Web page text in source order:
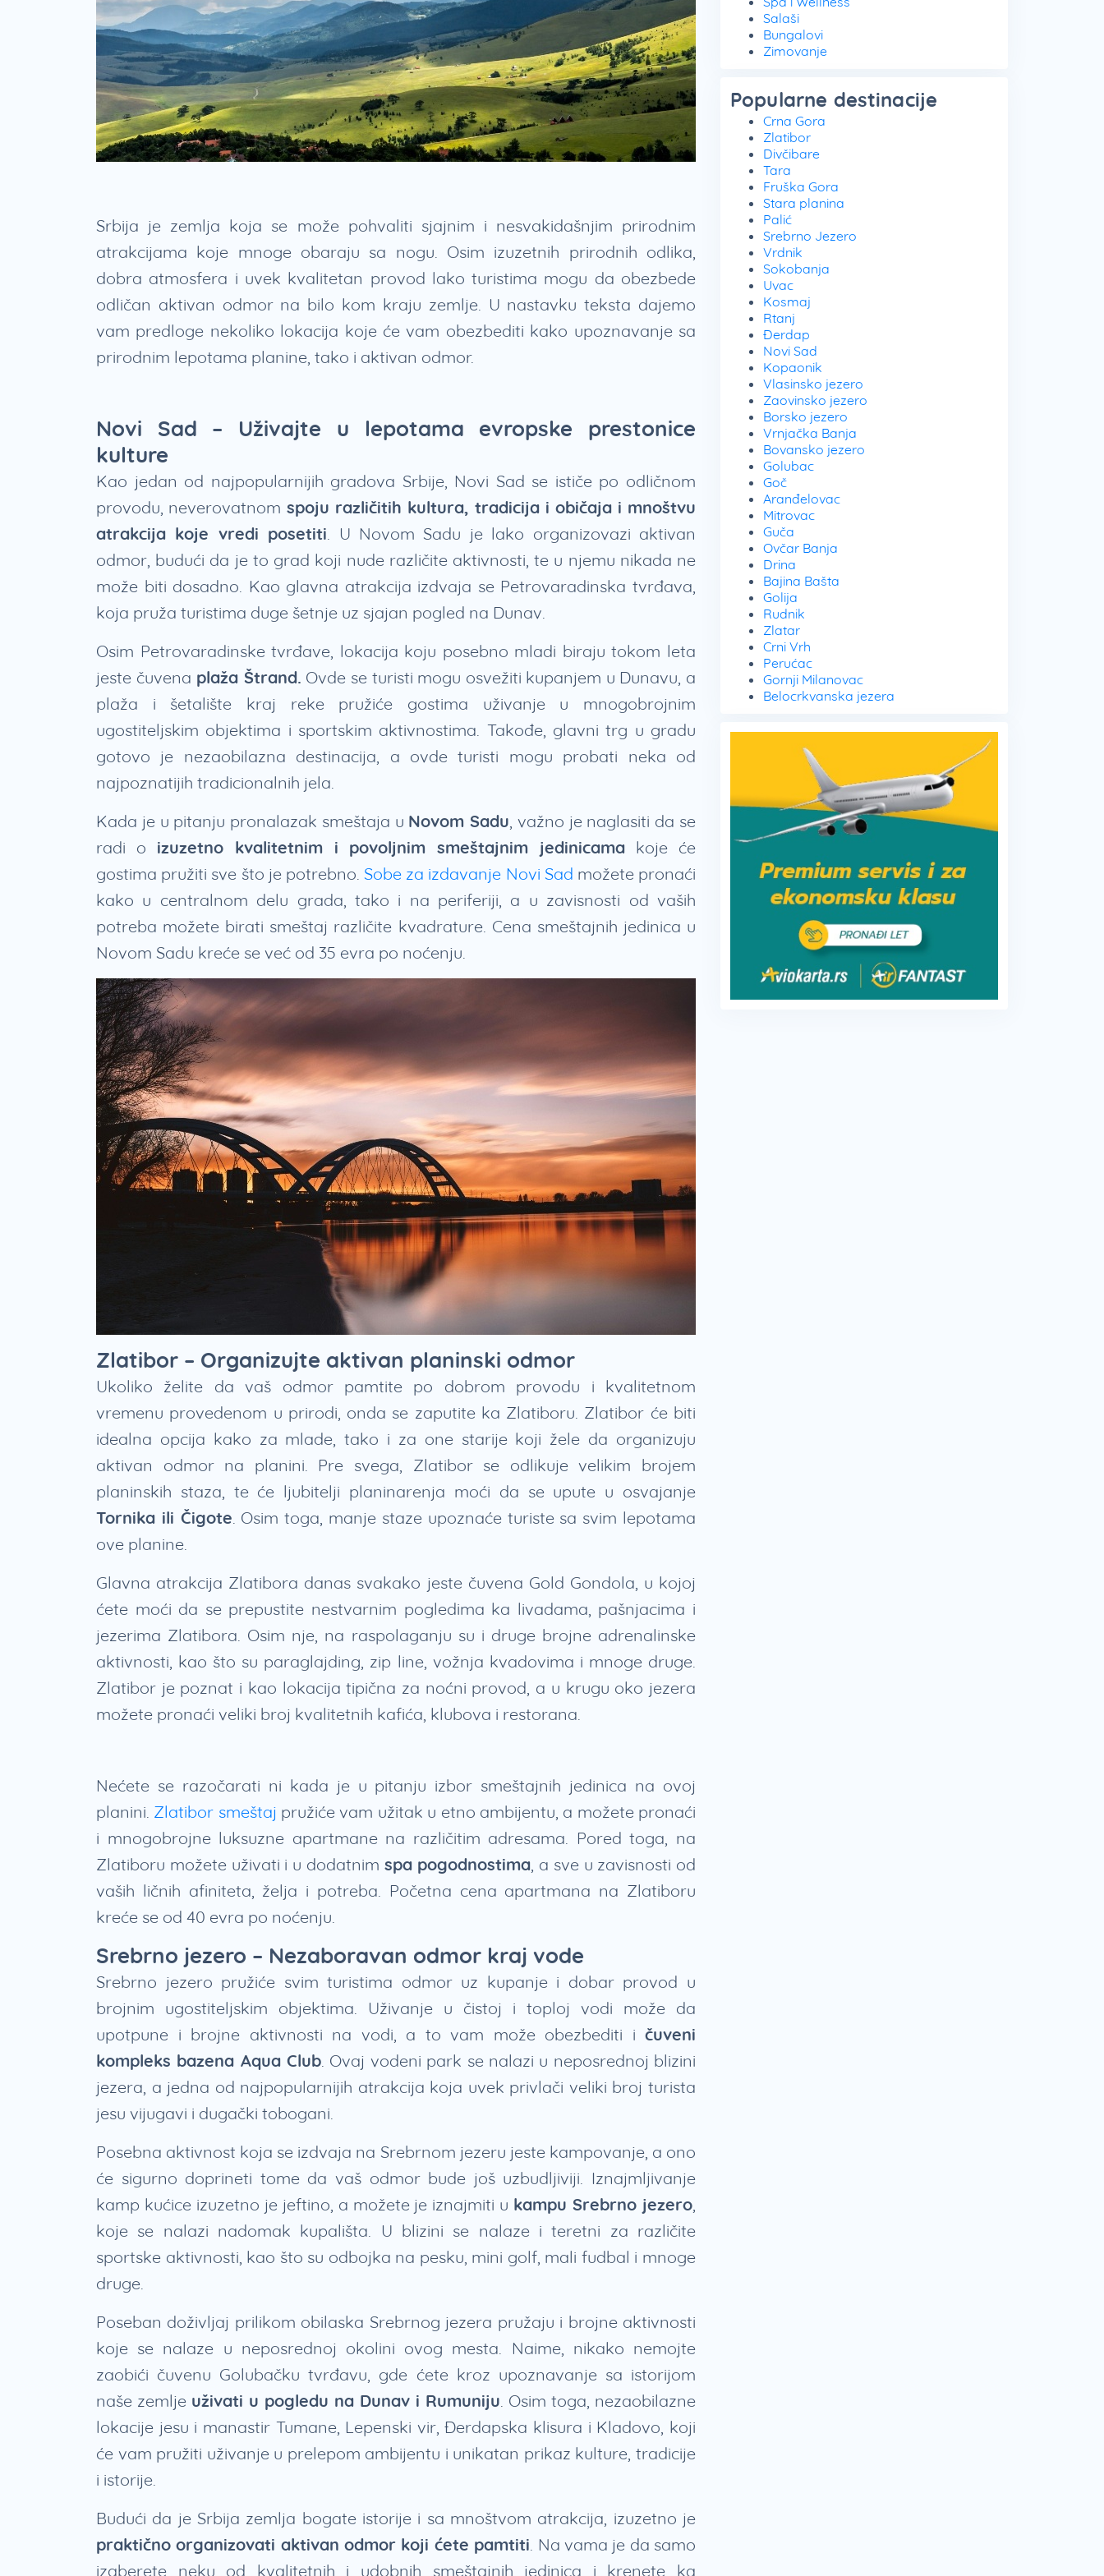
Srbija je zemlja koja se može pohvaliti sjajnim i nesvakidašnjim prirodnim
atrakcijama koje mnoge obaraju sa nogu. Osim izuzetnih prirodnih odlika,
dobra atmosfera i uvek kvalitetan provod lako turistima mogu da obezbede
odličan aktivan odmor na bilo kom kraju zemlje. U nastavku teksta dajemo
vam predloge nekoliko lokacija koje će vam obezbediti kako upoznavanje sa
prirodnim lepotama planine, tako i aktivan odmor.
Novi Sad – Uživajte u lepotama evropske prestonice
kulture
Kao jedan od najpopularnijih gradova Srbije, Novi Sad se ističe po odličnom
provodu, neverovatnom spoju različitih kultura, tradicija i običaja i mnoštvu
atrakcija koje vredi posetiti. U Novom Sadu je lako organizovazi aktivan
odmor, budući da je to grad koji nude različite aktivnosti, te u njemu nikada ne
može biti dosadno. Kao glavna atrakcija izdvaja se Petrovaradinska tvrđava,
koja pruža turistima duge šetnje uz sjajan pogled na Dunav.
Osim Petrovaradinske tvrđave, lokacija koju posebno mladi biraju tokom leta
jeste čuvena plaža Štrand. Ovde se turisti mogu osvežiti kupanjem u Dunavu, a
plaža i šetalište kraj reke pružiće gostima uživanje u mnogobrojnim
ugostiteljskim objektima i sportskim aktivnostima. Takođe, glavni trg u gradu
gotovo je nezaobilazna destinacija, a ovde turisti mogu probati neka od
najpoznatijih tradicionalnih jela.
Kada je u pitanju pronalazak smeštaja u Novom Sadu, važno je naglasiti da se
radi o izuzetno kvalitetnim i povoljnim smeštajnim jedinicama koje će
gostima pružiti sve što je potrebno. Sobe za izdavanje Novi Sad možete pronaći
kako u centralnom delu grada, tako i na periferiji, a u zavisnosti od vaših
potreba možete birati smeštaj različite kvadrature. Cena smeštajnih jedinica u
Novom Sadu kreće se već od 35 evra po noćenju.
Zlatibor – Organizujte aktivan planinski odmor
Ukoliko želite da vaš odmor pamtite po dobrom provodu i kvalitetnom
vremenu provedenom u prirodi, onda se zaputite ka Zlatiboru. Zlatibor će biti
idealna opcija kako za mlade, tako i za one starije koji žele da organizuju
aktivan odmor na planini. Pre svega, Zlatibor se odlikuje velikim brojem
planinskih staza, te će ljubitelji planinarenja moći da se upute u osvajanje
Tornika ili Čigote. Osim toga, manje staze upoznaće turiste sa svim lepotama
ove planine.
Glavna atrakcija Zlatibora danas svakako jeste čuvena Gold Gondola, u kojoj
ćete moći da se prepustite nestvarnim pogledima ka livadama, pašnjacima i
jezerima Zlatibora. Osim nje, na raspolaganju su i druge brojne adrenalinske
aktivnosti, kao što su paraglajding, zip line, vožnja kvadovima i mnoge druge.
Zlatibor je poznat i kao lokacija tipična za noćni provod, a u krugu oko jezera
možete pronaći veliki broj kvalitetnih kafića, klubova i restorana.
Nećete se razočarati ni kada je u pitanju izbor smeštajnih jedinica na ovoj
planini. Zlatibor smeštaj pružiće vam užitak u etno ambijentu, a možete pronaći
i mnogobrojne luksuzne apartmane na različitim adresama. Pored toga, na
Zlatiboru možete uživati i u dodatnim spa pogodnostima, a sve u zavisnosti od
vaših ličnih afiniteta, želja i potreba. Početna cena apartmana na Zlatiboru
kreće se od 40 evra po noćenju.
Srebrno jezero – Nezaboravan odmor kraj vode
Srebrno jezero pružiće svim turistima odmor uz kupanje i dobar provod u
brojnim ugostiteljskim objektima. Uživanje u čistoj i toploj vodi može da
upotpune i brojne aktivnosti na vodi, a to vam može obezbediti i čuveni
kompleks bazena Aqua Club. Ovaj vodeni park se nalazi u neposrednoj blizini
jezera, a jedna od najpopularnijih atrakcija koja uvek privlači veliki broj turista
jesu vijugavi i dugački tobogani.
Posebna aktivnost koja se izdvaja na Srebrnom jezeru jeste kampovanje, a ono
će sigurno doprineti tome da vaš odmor bude još uzbudljiviji. Iznajmljivanje
kamp kućice izuzetno je jeftino, a možete je iznajmiti u kampu Srebrno jezero,
koje se nalazi nadomak kupališta. U blizini se nalaze i teretni za različite
sportske aktivnosti, kao što su odbojka na pesku, mini golf, mali fudbal i mnoge
druge.
Poseban doživljaj prilikom obilaska Srebrnog jezera pružaju i brojne aktivnosti
koje se nalaze u neposrednoj okolini ovog mesta. Naime, nikako nemojte
zaobići čuvenu Golubačku tvrđavu, gde ćete kroz upoznavanje sa istorijom
naše zemlje uživati u pogledu na Dunav i Rumuniju. Osim toga, nezaobilazne
lokacije jesu i manastir Tumane, Lepenski vir, Đerdapska klisura i Kladovo, koji
će vam pružiti uživanje u prelepom ambijentu i unikatan prikaz kulture, tradicije
i istorije.
Budući da je Srbija zemlja bogate istorije i sa mnoštvom atrakcija, izuzetno je
praktično organizovati aktivan odmor koji ćete pamtiti. Na vama je da samo
izaberete neku od kvalitetnih i udobnih smeštajnih jedinica i krenete ka
Salaši
Bungalovi
Zimovanje
Popularne destinacije
Crna Gora
Zlatibor
Divčibare
Tara
Fruška Gora
Stara planina
Palić
Srebrno Jezero
Vrdnik
Sokobanja
Uvac
Kosmaj
Rtanj
Đerdap
Novi Sad
Kopaonik
Vlasinsko jezero
Zaovinsko jezero
Borsko jezero
Vrnjačka Banja
Bovansko jezero
Golubac
Goč
Aranđelovac
Mitrovac
Guča
Ovčar Banja
Drina
Bajina Bašta
Golija
Rudnik
Zlatar
Crni Vrh
Perućac
Gornji Milanovac
Belocrkvanska jezera